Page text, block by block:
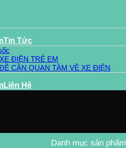
Tin Tức
ĐIỆN TRẺ EM
CẦN QUAN TÂM VỀ XE ĐIỆN
Liên Hệ
Danh mục sản phẩm